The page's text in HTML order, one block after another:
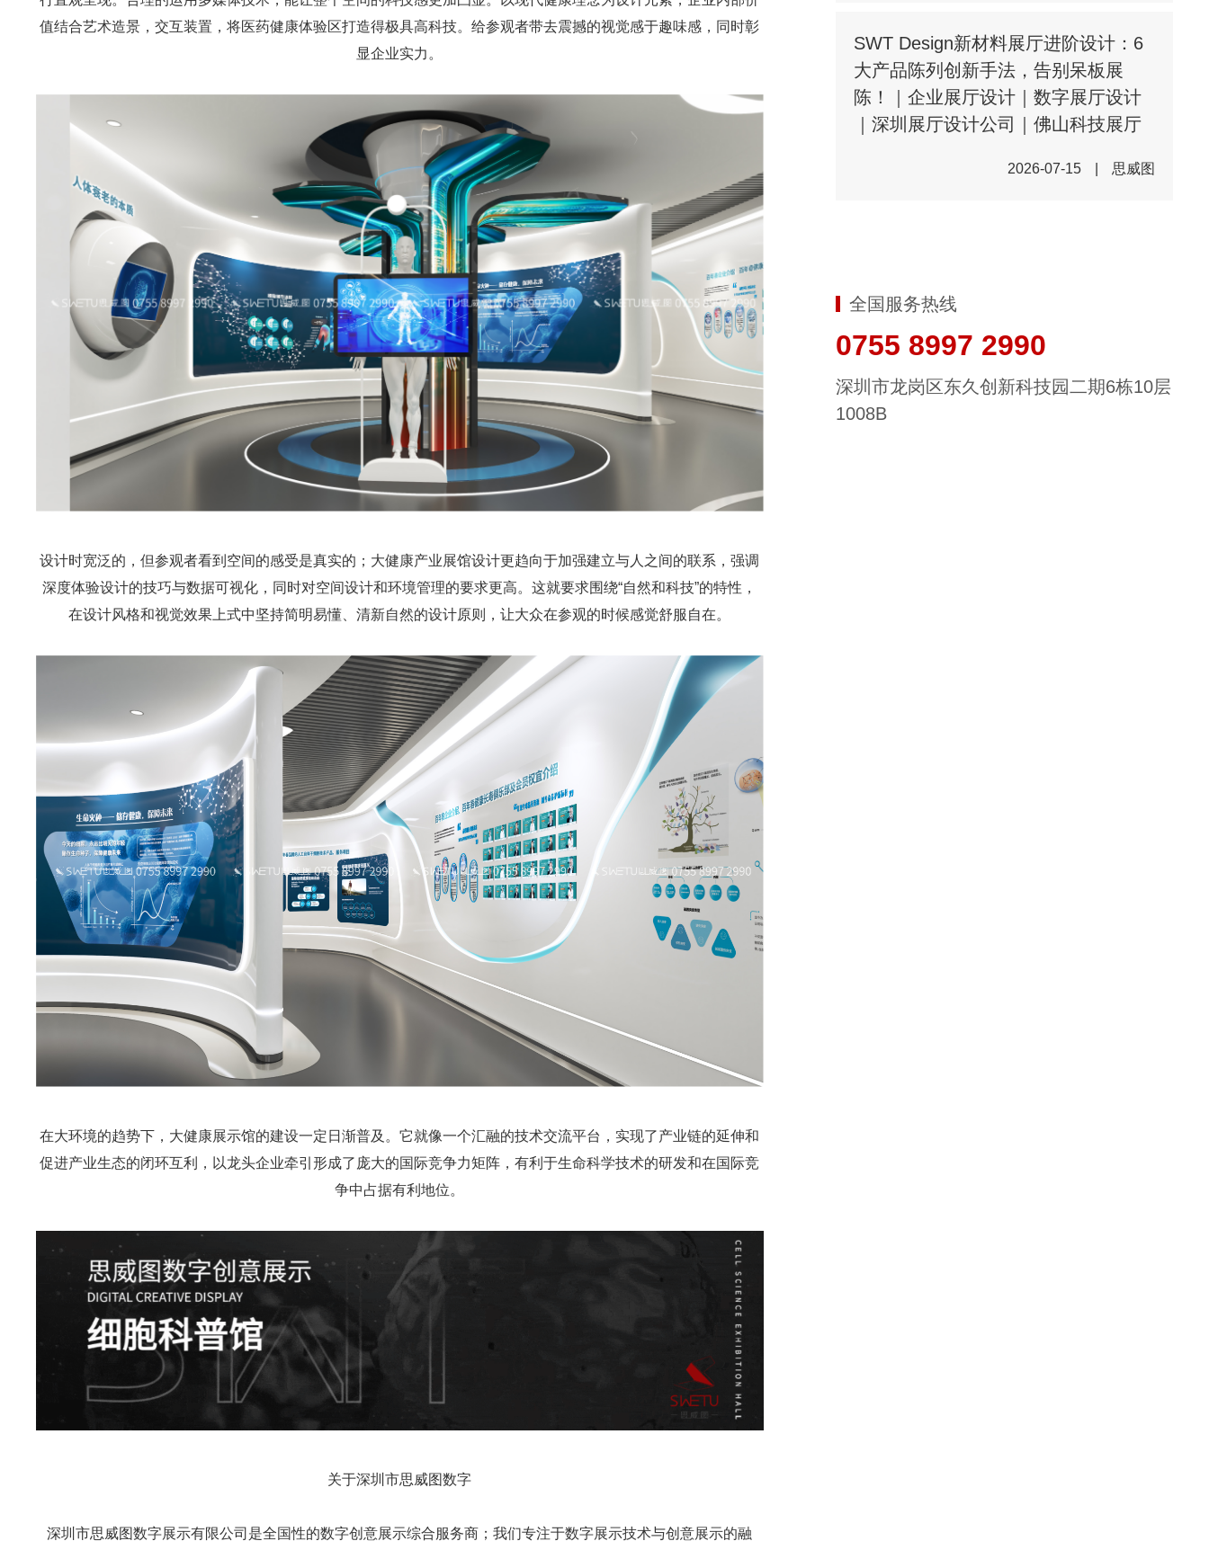
值结合艺术造景，交互装置，将医药健康体验区打造得极具高科技。给参观者带去震撼的视觉感于趣味感，同时彰
显企业实力。
设计时宽泛的，但参观者看到空间的感受是真实的；大健康产业展馆设计更趋向于加强建立与人之间的联系，强调
深度体验设计的技巧与数据可视化，同时对空间设计和环境管理的要求更高。这就要求围绕“自然和科技”的特性，
在设计风格和视觉效果上式中坚持简明易懂、清新自然的设计原则，让大众在参观的时候感觉舒服自在。
在大环境的趋势下，大健康展示馆的建设一定日渐普及。它就像一个汇融的技术交流平台，实现了产业链的延伸和
促进产业生态的闭环互利，以龙头企业牵引形成了庞大的国际竞争力矩阵，有利于生命科学技术的研发和在国际竞
争中占据有利地位。
关于深圳市思威图数字
深圳市思威图数字展示有限公司是全国性的数字创意展示综合服务商；我们专注于数字展示技术与创意展示的融
SWT Design新材料展厅进阶设计：6
大产品陈列创新手法，告别呆板展
陈！｜企业展厅设计｜数字展厅设计
｜深圳展厅设计公司｜佛山科技展厅
2026-07-15 思威图
全国服务热线
0755 8997 2990
深圳市龙岗区东久创新科技园二期6栋10层
1008B